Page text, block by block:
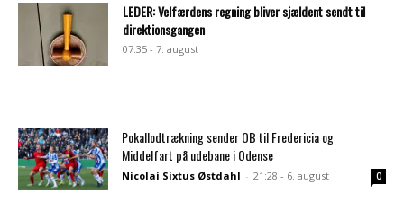
LEDER: Velfærdens regning bliver sjældent sendt til
direktionsgangen
07:35 - 7. august
Pokallodtrækning sender OB til Fredericia og
Middelfart på udebane i Odense
Nicolai Sixtus Østdahl - 21:28 - 6. august 0